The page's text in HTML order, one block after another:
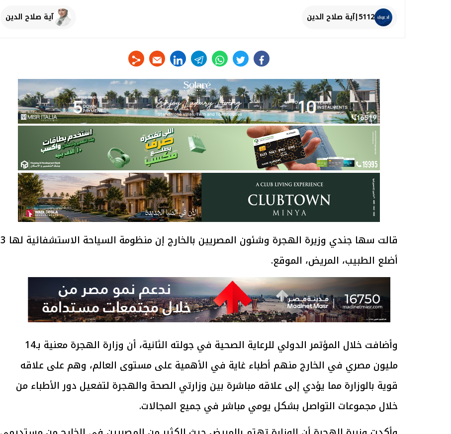
5112|آية صلاح الدين آية صلاح الدين
facebook
twitter
whats
telegram
linkedin
قالت سها جندي وزيرة الهجرة وشئون المصريين بالخارج إن منظومة السياحة الاستشفائية لها 3
أضلع الطبيب، المريض، الموقع.
وأضافت خلال المؤتمر الدولي للرعاية الصحية في جولته الثانية، أن وزارة الهجرة معنية بـ14
مليون مصري في الخارج منهم أطباء غاية في الأهمية على مستوى العالم، وهم على علاقه
قوية بالوزارة مما يؤدي إلى علاقه مباشرة بين وزارتي الصحة والهجرة لتفعيل دور الأطباء من
خلال مجموعات التواصل بشكل يومي مباشر في جميع المجالات.